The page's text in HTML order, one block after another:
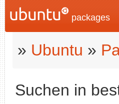
packages
» Ubuntu »
Suchen in